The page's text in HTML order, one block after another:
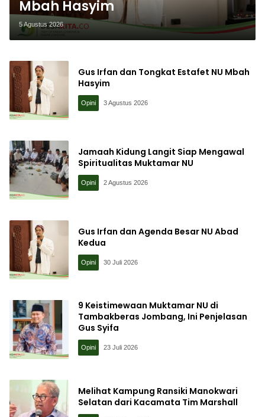
Mbah Hasyim
5 Agustus 2026
Gus Irfan dan Tongkat Estafet NU Mbah
Hasyim
Opini 3 Agustus 2026
Jamaah Kidung Langit Siap Mengawal
Spiritualitas Muktamar NU
Opini 2 Agustus 2026
Gus Irfan dan Agenda Besar NU Abad
Kedua
Opini 30 Juli 2026
9 Keistimewaan Muktamar NU di
Tambakberas Jombang, Ini Penjelasan
Gus Syifa
Opini 23 Juli 2026
Melihat Kampung Ransiki Manokwari
Selatan dari Kacamata Tim Marshall